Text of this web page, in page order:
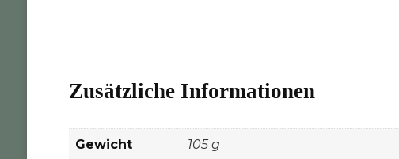
Zusätzliche Informationen
Gewicht 105 g